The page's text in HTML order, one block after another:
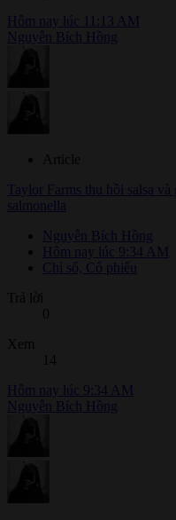
Hôm nay lúc 11:13 AM
Nguyễn Bích Hồng
Article
Taylor Farms thu hồi salsa
salmonella
Nguyễn Bích Hồng
Hôm nay lúc 9:34 AM
Chỉ số, Cổ phiếu
Trả lời
0
Xem
14
Hôm nay lúc 9:34 AM
Nguyễn Bích Hồng